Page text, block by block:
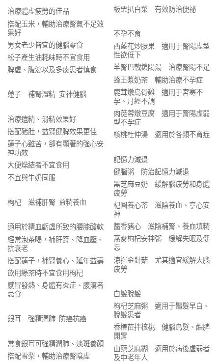
治療體虛疲勞的佳品
搭配玉米，輔助治療腎氣不足效
果好
男女老少皆宜的健腦零食
松子產生油耗味時不宜食用
脾虛、腹瀉以及多痰患者慎食
蓮子 補腎澀精 安神健腦
治療遺精、滑精效果好
搭配豬肚，益腎健脾效果更佳
蓮子心雖苦，卻有顯著的強心安
神功效
大便燥結者不宜食用
不宜與牛奶同服
枸杞 滋補肝腎 益精養血
適用於精血虧虛所致的腰膝酸軟
經常泡茶喝，補肝腎、降血壓、
抗衰老
搭配蓮子，補腎養心、延年益壽
飲用綠茶時不宜食用枸杞
感冒發熱、身體有炎症、腹瀉者
忌食
銀耳 強精潤肺 防癌抗癌
常食銀耳可強精潤肺、淡斑養顏
搭配雪梨，輔助治療腎陰虛
板栗扒白菜 有效防治便祕
不孕不育
西藍花炒腰果 適用于腎陽虛型
性欲低下
羊腎巴戟鎖陽湯 治療腎陽不足
蜂王漿奶茶 輔助治療不孕症
鹿茸燉烏骨雞 適用于宮寒不
孕、月經不調
肉蓯蓉燉豆腐 適用于腎陽虛弱
型不孕症
核桃杜仲湯 適用於各類不育症
記憶力減退
健腦粥 防治記憶力減退
黑芝麻豆奶 緩解腦疲勞和身體
疲勞
杞圓養心茶 滋陰養血、寧心安
神
醬香豬心 滋陰補腎、養血填精
燕麥枸杞安神粥 緩解失眠及健
忘
涼拌金針菇 尤其適宜緩解大腦
疲勞
白髮脫髮
枸杞芝麻粥 適用于鬚髮早白、
脫髮患者
香椿苗拌核桃 健腦烏髮、醒脾
開胃
山藥芝麻糊 適用於病後虛弱者
及中老年人